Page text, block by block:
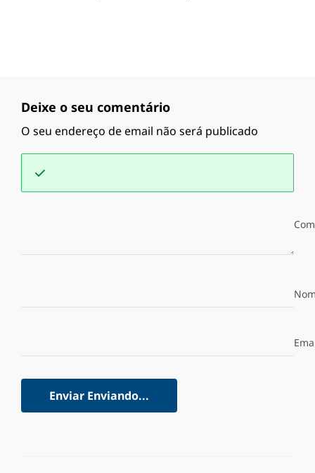
Deixe o seu comentário
O seu endereço de email não será publicado
Enviar Enviando...